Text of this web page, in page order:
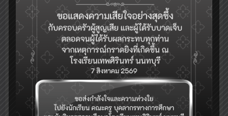
ระบบจองห้อง/สถานที่
ระบบสำรวจแววความสามารถพิเศษ(วัดแวว)
การแนะแนวดูแลสุขภาพจิตนักเรียนและระบบการดูแลช่วยเหลือนักเรียนใน
สถานศึกษา สังกัด สพฐ.(hero OBEC care)
ปฏิทินกิจกรรม
eDOC-ระบบสารบรรณอิเล็กทรอนิกส์
eDMS-ระบบการจัดการเอกสารอิเล็กทรอนิกส์
eBooking-ระบบจองห้องประชุม
ระบบสนับสนุนการบริหารจัดการสำนักงานเขตพื้นที่การศึกษา(AMSS++)